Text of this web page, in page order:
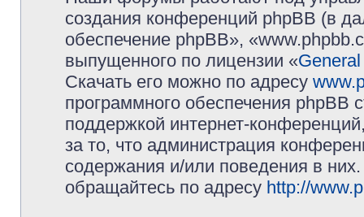
создания конференций phpBB (в
обеспечение phpBB»,
выпущенного по лицензии «
Скачать его можно по адресу
программного обеспечения phpBB
поддержкой интернет-
за то, что администрация
содержания и/или поведения в
обращайтесь по адресу http://